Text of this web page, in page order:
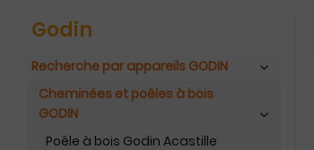
Godin
Recherche par appareils GODIN
Cheminées et poêles à bois
GODIN
Poêle à bois Godin Acastille